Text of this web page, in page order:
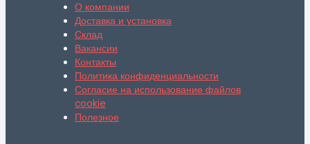
О компании
Доставка и установка
Склад
Вакансии
Контакты
Политика конфиденциальности
Согласие на использование файлов
cookie
Полезное